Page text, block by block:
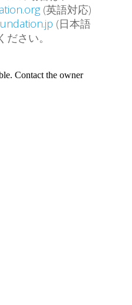
(英語対応)
(日本語
さい。